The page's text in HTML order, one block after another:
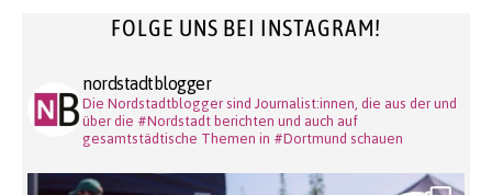
FOLGE UNS BEI INSTAGRAM!
nordstadtblogger
Die Nordstadtblogger sind Journalist:innen, die aus der und
über die #Nordstadt berichten und auch auf
gesamtstädtische Themen in #Dortmund schauen